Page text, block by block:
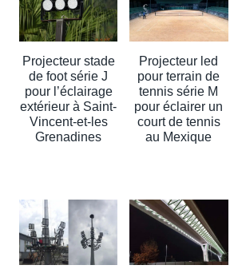
Projecteur stade
de foot série J
pour l’éclairage
extérieur à Saint-
Vincent-et-les
Grenadines
Projecteur led
pour terrain de
tennis série M
pour éclairer un
court de tennis
au Mexique